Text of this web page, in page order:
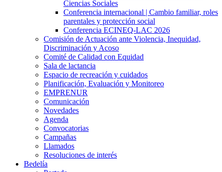
Ciencias Sociales
Conferencia internacional | Cambio familiar, roles
parentales y protección social
Conferencia ECINEQ-LAC 2026
Comisión de Actuación ante Violencia, Inequidad,
Discriminación y Acoso
Comité de Calidad con Equidad
Sala de lactancia
Espacio de recreación y cuidados
Planificación, Evaluación y Monitoreo
EMPRENUR
Comunicación
Novedades
Agenda
Convocatorias
Campañas
Llamados
Resoluciones de interés
Bedelía